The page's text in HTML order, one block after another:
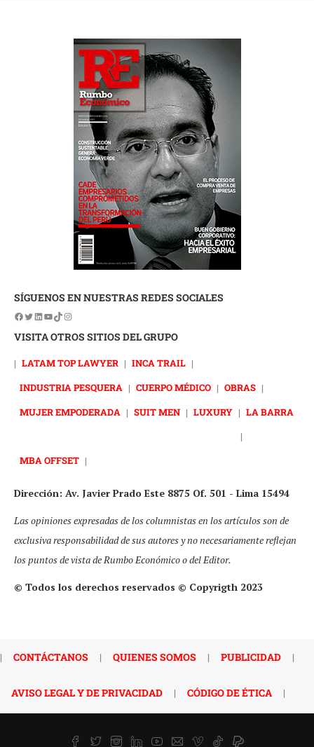
SÍGUENOS EN NUESTRAS REDES SOCIALES
VISITA OTROS SITIOS DEL GRUPO
| LATAM TOP LAWYER | INCA TRAIL |
INDUSTRIA PESQUERA | CUERPO MÉDICO | OBRAS |
MUJER EMPODERADA | SUIT MEN | LUXURY | LA BARRA
|
MBA OFFSET |
Dirección: Av. Javier Prado Este 8875 Of. 501 - Lima 15494
Las opiniones expresadas de los columnistas en los artículos son de
exclusiva responsabilidad de sus autores y no necesariamente reflejan
los puntos de vista de Rumbo Económico o del Editor.
© Todos los derechos reservados © Copyrigth 2023
| CONTÁCTANOS | QUIENES SOMOS | PUBLICIDAD |
AVISO LEGAL Y DE PRIVACIDAD | CÓDIGO DE ÉTICA |